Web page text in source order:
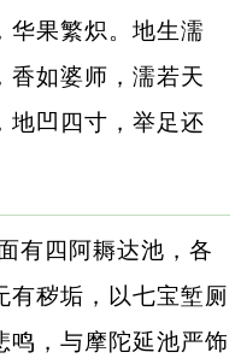
华果繁炽。地生濡
香如婆师，濡若天
地凹四寸，举足还
有四阿耨达池，各
有秽垢，以七宝堑厕
鸣，与摩陀延池严饰